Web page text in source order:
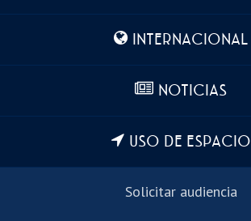
INTERNACIONAL
NOTICIAS
USO DE ESPACIO
Solicitar audiencia